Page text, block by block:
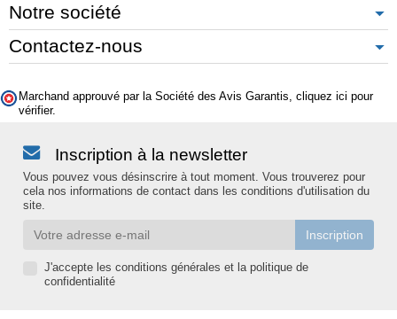
Notre société
Contactez-nous
Marchand approuvé par la Société des Avis Garantis, cliquez ici pour
vérifier.
Inscription à la newsletter
Vous pouvez vous désinscrire à tout moment. Vous trouverez pour
cela nos informations de contact dans les conditions d'utilisation du
site.
J'accepte les conditions générales et la politique de
confidentialité